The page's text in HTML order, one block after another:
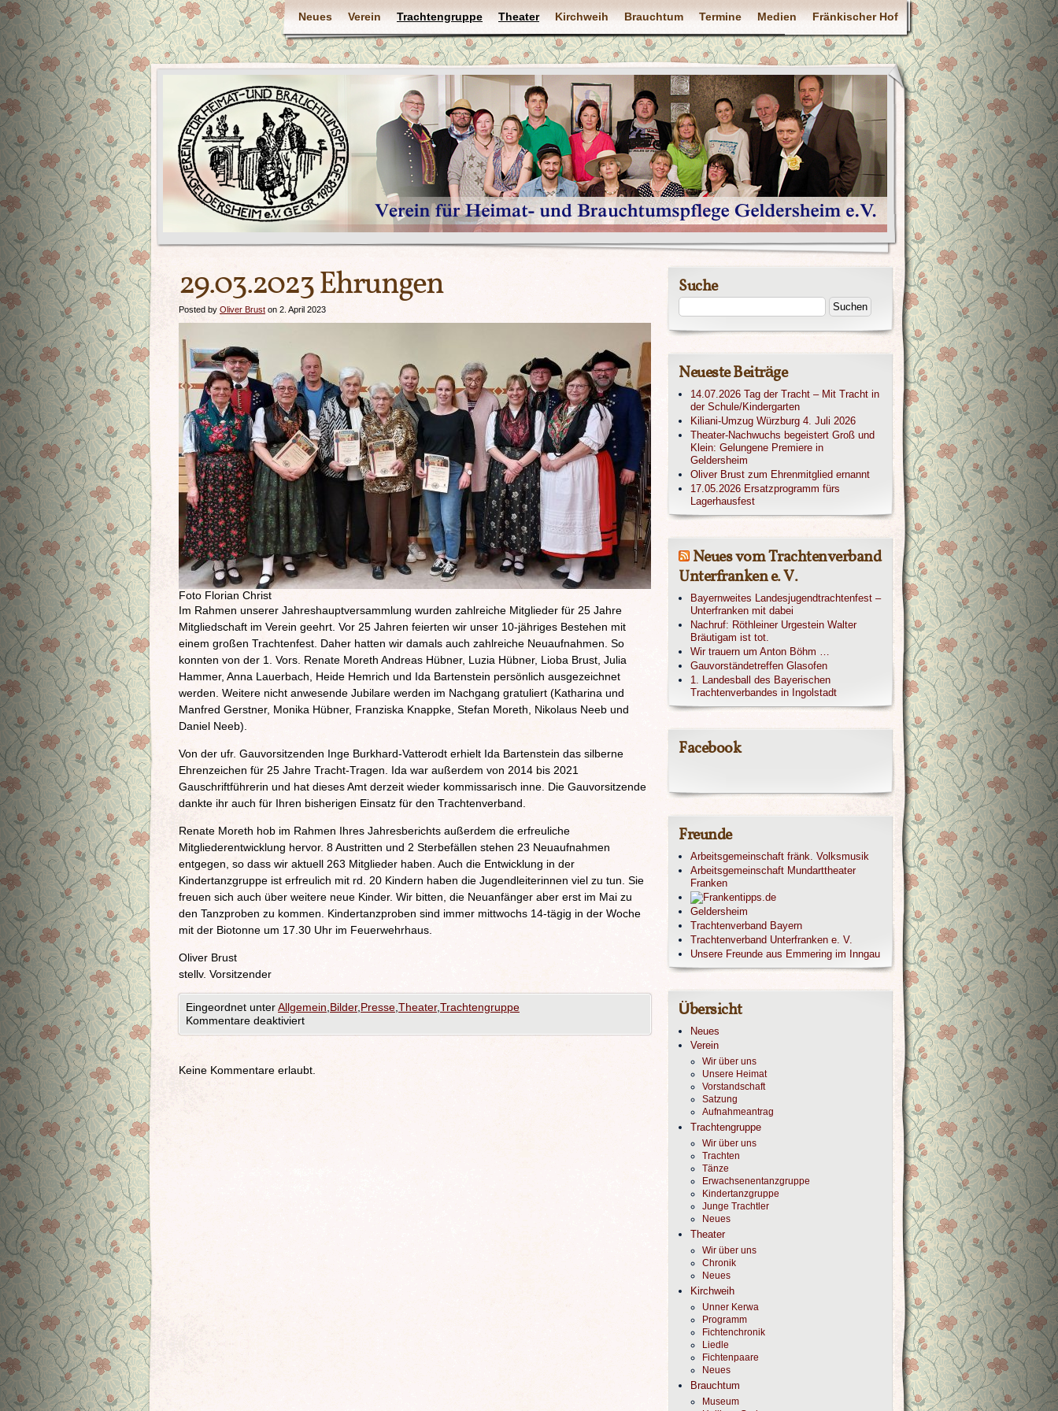
Neues Verein Trachtengruppe Theater Kirchweih Brauchtum Termine Medien Fränkischer Hof
29.03.2023 Ehrungen
Posted by Oliver Brust on 2. April 2023
Foto Florian Christ
Im Rahmen unserer Jahreshauptversammlung wurden zahlreiche Mitglieder für 25 Jahre
Mitgliedschaft im Verein geehrt. Vor 25 Jahren feierten wir unser 10-jähriges Bestehen mit
einem großen Trachtenfest. Daher hatten wir damals auch zahlreiche Neuaufnahmen. So
konnten von der 1. Vors. Renate Moreth Andreas Hübner, Luzia Hübner, Lioba Brust, Julia
Hammer, Anna Lauerbach, Heide Hemrich und Ida Bartenstein persönlich ausgezeichnet
werden. Weitere nicht anwesende Jubilare werden im Nachgang gratuliert (Katharina und
Manfred Gerstner, Monika Hübner, Franziska Knappke, Stefan Moreth, Nikolaus Neeb und
Daniel Neeb).
Von der ufr. Gauvorsitzenden Inge Burkhard-Vatterodt erhielt Ida Bartenstein das silberne
Ehrenzeichen für 25 Jahre Tracht-Tragen. Ida war außerdem von 2014 bis 2021
Gauschriftführerin und hat dieses Amt derzeit wieder kommissarisch inne. Die Gauvorsitzende
dankte ihr auch für Ihren bisherigen Einsatz für den Trachtenverband.
Renate Moreth hob im Rahmen Ihres Jahresberichts außerdem die erfreuliche
Mitgliederentwicklung hervor. 8 Austritten und 2 Sterbefällen stehen 23 Neuaufnahmen
entgegen, so dass wir aktuell 263 Mitglieder haben. Auch die Entwicklung in der
Kindertanzgruppe ist erfreulich mit rd. 20 Kindern haben die Jugendleiterinnen viel zu tun. Sie
freuen sich auch über weitere neue Kinder. Wir bitten, die Neuanfänger aber erst im Mai zu
den Tanzproben zu kommen. Kindertanzproben sind immer mittwochs 14-tägig in der Woche
mit der Biotonne um 17.30 Uhr im Feuerwehrhaus.
Oliver Brust
​​​​​​​stellv. Vorsitzender
Eingeordnet unterAllgemein Bilder, Presse Theater,Trachtengruppe
Kommentare deaktiviert
Keine Kommentare erlaubt.
Suche
Neueste Beiträge
14.07.2026 Tag der Tracht – Mit Tracht in
der Schule/Kindergarten
Kiliani-Umzug Würzburg 4. Juli 2026
Theater-Nachwuchs begeistert Groß und
Klein: Gelungene Premiere in
Geldersheim
Oliver Brust zum Ehrenmitglied ernannt
17.05.2026 Ersatzprogramm fürs
Lagerhausfest
Neues vom Trachtenverband
Unterfranken e. V.
Bayernweites Landesjugendtrachtenfest –
Unterfranken mit dabei
Nachruf: Röthleiner Urgestein Walter
Bräutigam ist tot.
Wir trauern um Anton Böhm …
Gauvorständetreffen Glasofen
1. Landesball des Bayerischen
Trachtenverbandes in Ingolstadt
Facebook
Freunde
Arbeitsgemeinschaft fränk. Volksmusik
Arbeitsgemeinschaft Mundarttheater
Franken
Geldersheim
Trachtenverband Bayern
Trachtenverband Unterfranken e. V.
Unsere Freunde aus Emmering im Inngau
Übersicht
Neues
Verein
Wir über uns
Unsere Heimat
Vorstandschaft
Satzung
Aufnahmeantrag
Trachtengruppe
Wir über uns
Trachten
Tänze
Erwachsenentanzgruppe
Kindertanzgruppe
Junge Trachtler
Neues
Theater
Wir über uns
Chronik
Neues
Kirchweih
Unner Kerwa
Programm
Fichtenchronik
Liedle
Fichtenpaare
Neues
Brauchtum
Museum